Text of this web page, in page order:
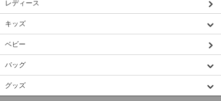
レディース
キッズ
ベビー
バッグ
グッズ